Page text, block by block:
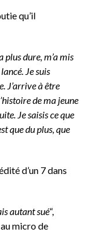
qu’il
plus dure, m’a mis
Je suis
J’arrive à être
de ma jeune
Je saisis ce que
que du plus, que
d’un 7 dans
autant sué“,
micro de